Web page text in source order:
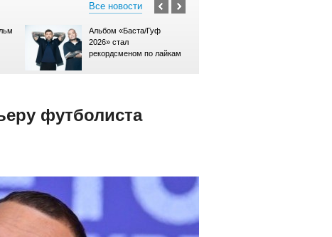
Все новости
Альбом «Баста/Гуф
2026» стал
рекордсменом по лайкам
футболиста